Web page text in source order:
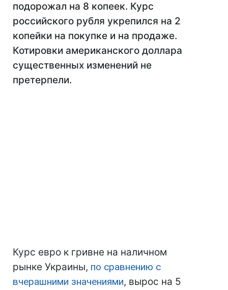
подорожал на 8 копеек. Курс
российского рубля укрепился на 2
копейки на покупке и на продаже.
Котировки американского доллара
существенных изменений не
претерпели.
Курс евро к гривне на наличном
рынке Украины, по сравнению с
вчерашними значениями, вырос на 5